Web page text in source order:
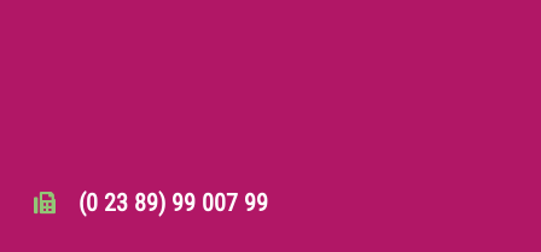
(0 23 89) 99 007 99